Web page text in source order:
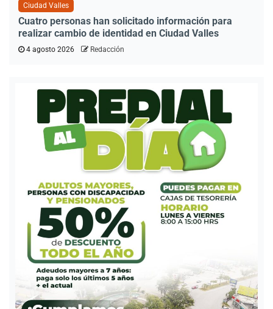
Ciudad Valles
Cuatro personas han solicitado información para
realizar cambio de identidad en Ciudad Valles
4 agosto 2026 Redacción